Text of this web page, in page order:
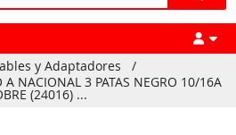
y Adaptadores
/
A NACIONAL 3 PATAS NEGRO 10/16A
(24016) ...